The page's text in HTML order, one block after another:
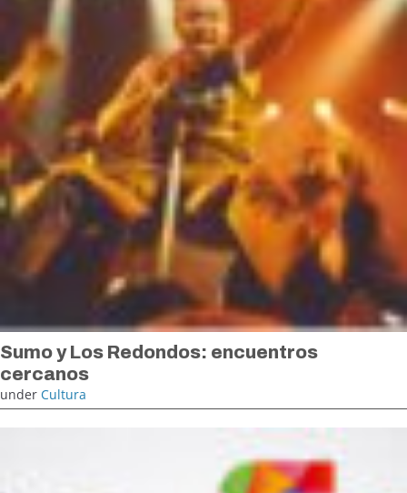
Sumo y Los Redondos: encuentros
cercanos
under Cultura